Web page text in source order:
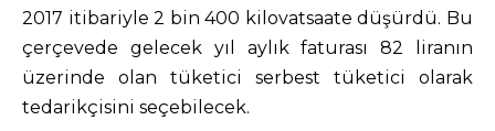
2017 itibariyle 2 bin 400 kilovatsaate düşürdü. Bu
çerçevede gelecek yıl aylık faturası 82 liranın
üzerinde olan tüketici serbest tüketici olarak
tedarikçisini seçebilecek.